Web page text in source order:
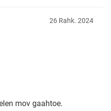
26 Rahk. 2024
mov gaahtoe.